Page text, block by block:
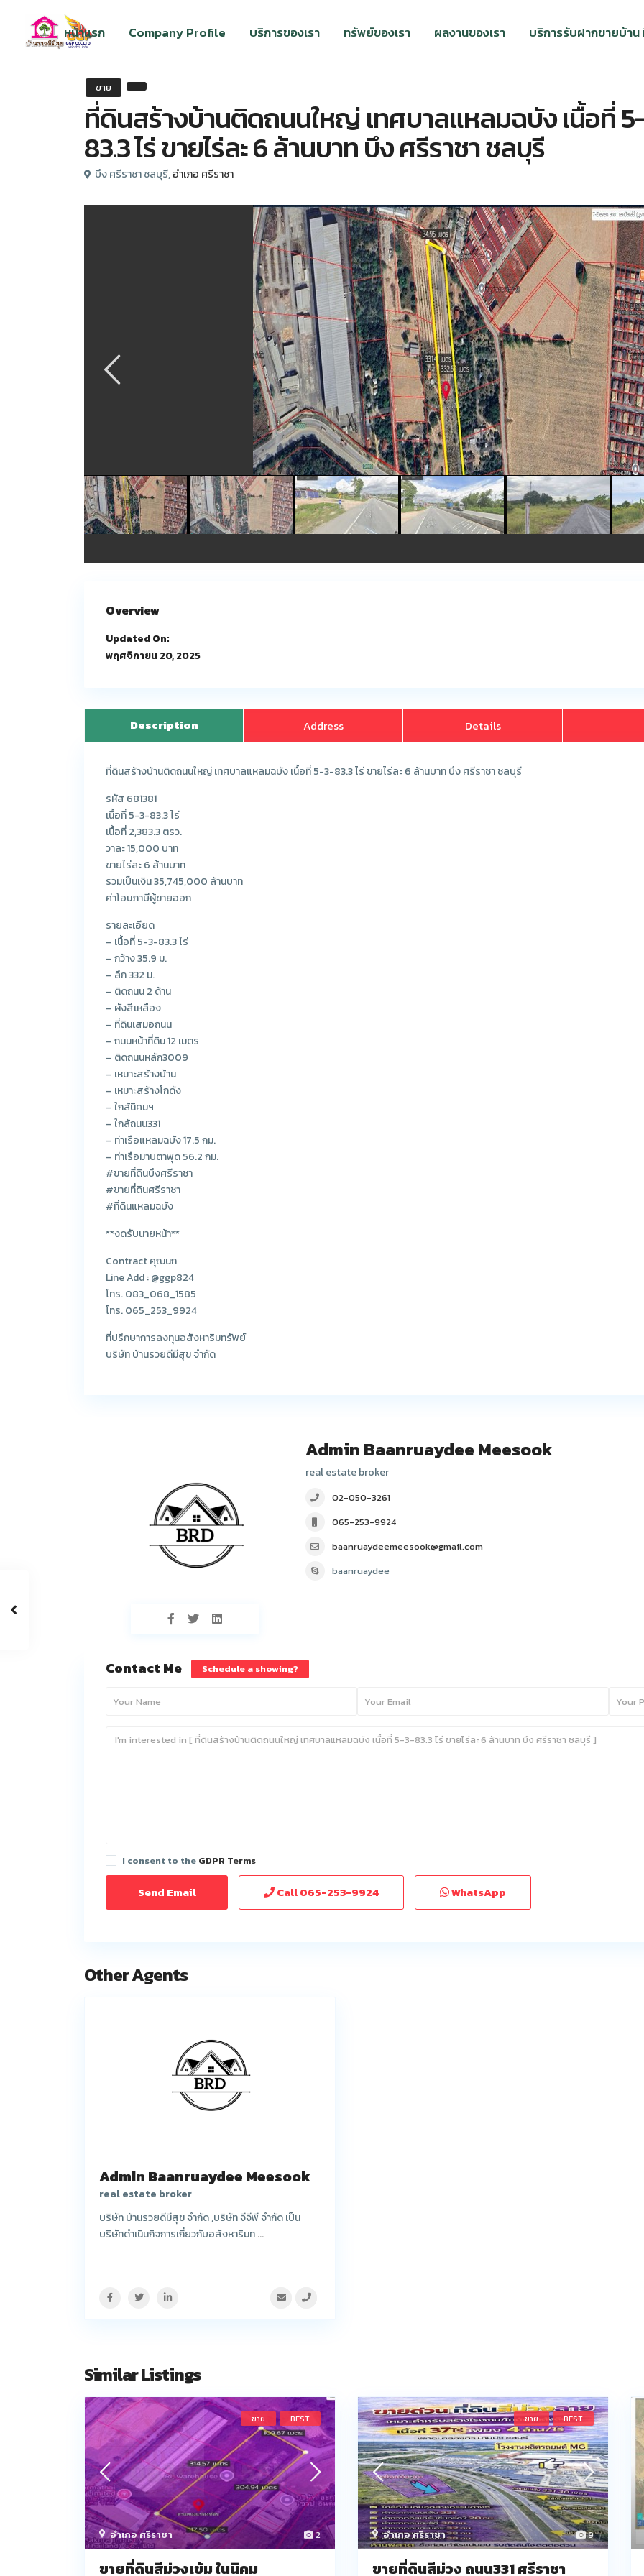
หน้าแรก Company Profile บริการของเรา ทรัพย์ของเรา ผลงานของเรา บริการรับฝากขายบ้าน
ขาย
ที่ดินสร้างบ้านติดถนนใหญ่ เทศบาลแหลมฉบัง เนื้อที่
83.3 ไร่ ขายไร่ละ 6 ล้านบาท บึง ศรีราชา ชลบุรี
บึง ศรีราชา ชลบุรี,อำเภอ ศรีราชา
Overview
Updated On:
พฤศจิกายน 20, 2025
Description Address Details
ที่ดินสร้างบ้านติดถนนใหญ่ เทศบาลแหลมฉบัง เนื้อที่ 5-3-83.3 ไร่ ขายไร่ละ 6 ล้านบาท บึง ศรีราชา ชลบุรี
รหัส 681381
เนื้อที่ 5-3-83.3 ไร่
เนื้อที่ 2,383.3 ตรว.
วาละ 15,000 บาท
ขายไร่ละ 6 ล้านบาท
รวมเป็นเงิน 35,745,000 ล้านบาท
ค่าโอนภาษีผู้ขายออก
รายละเอียด
– เนื้อที่ 5-3-83.3 ไร่
– กว้าง 35.9 ม.
– ลึก 332 ม.
– ติดถนน 2 ด้าน
– ผังสีเหลือง
– ที่ดินเสมอถนน
– ถนนหน้าที่ดิน 12 เมตร
– ติดถนนหลัก3009
– เหมาะสร้างบ้าน
– เหมาะสร้างโกดัง
– ใกล้นิคมฯ
– ใกล้ถนน331
– ท่าเรือแหลมฉบัง 17.5 กม.
– ท่าเรือมาบตาพุด 56.2 กม.
#ขายที่ดินบึงศรีราชา
#ขายที่ดินศรีราชา
#ที่ดินแหลมฉบัง
**งดรับนายหน้า**
Contract คุณนก
Line Add : @ggp824
โทร. 083_068_1585
โทร. 065_253_9924
ที่ปรึกษาการลงทุนอสังหาริมทรัพย์
บริษัท บ้านรวยดีมีสุข จำกัด
Admin Baanruaydee Meesook
real estate broker
02-050-3261
065-253-9924
baanruaydeemeesook@gmail.com
baanruaydee
Contact Me Schedule a showing?
I consent to the GDPR Terms
Call065-253-9924 WhatsApp
Other Agents
Admin Baanruaydee Meesook
real estate broker
บริษัท บ้านรวยดีมีสุข จำกัด ,บริษัท จีจีพี จำกัด เป็น
บริษัทดำเนินกิจการเกี่ยวกับอสังหาริมท...
Similar Listings
2
อำเภอ ศรีราชา
ขาย BEST
ขายที่ดินสีม่วงเข้ม ในนิคม
9
อำเภอ ศรีราชา
ขาย BEST
ขายที่ดินสีม่วง ถนน331 ศรีราชา